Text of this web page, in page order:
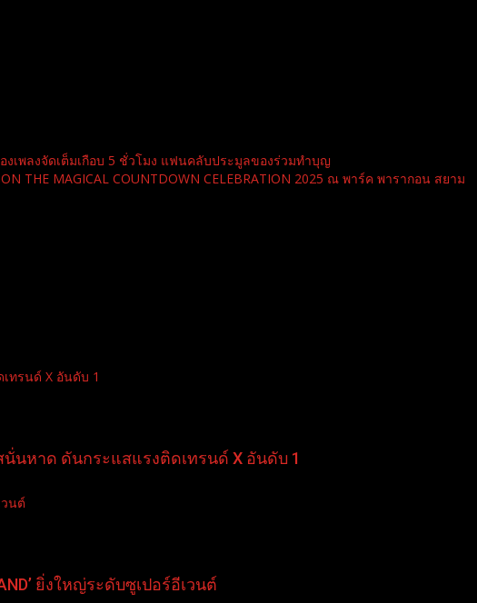
งเพลงจัดเต็มเกือบ 5 ชั่วโมง แฟนคลับประมูลของร่วมทำบุญ
THE MAGICAL COUNTDOWN CELEBRATION 2025 ณ พาร์ค พารากอน สยาม
ทรนด์ X อันดับ 1
นั่นหาด ดันกระแสแรงติดเทรนด์ X อันดับ 1
วนต์
ยิ่งใหญ่ระดับซูเปอร์อีเวนต์